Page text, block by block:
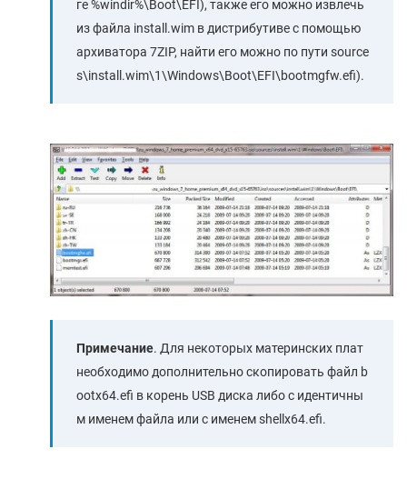
ге %windir%\Boot\EFI), также его можно извлечь
из файла install.wim в дистрибутиве с помощью
архиватора 7ZIP, найти его можно по пути source
s\install.wim\1\Windows\Boot\EFI\bootmgfw.efi).
Примечание. Для некоторых материнских плат
необходимо дополнительно скопировать файл b
ootx64.efi в корень USB диска либо с идентичны
м именем файла или с именем shellx64.efi.